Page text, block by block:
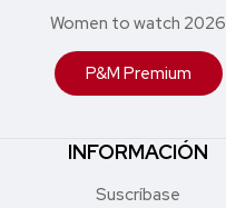
Women to watch 2026
P&M Premium
INFORMACIÓN
Suscríbase